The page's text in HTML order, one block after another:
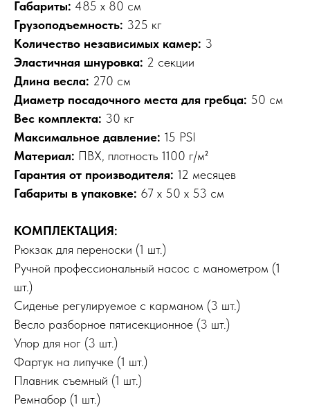
Габариты: 485 х 80 см
Грузоподъемность: 325 кг
Количество независимых камер: 3
Эластичная шнуровка: 2 секции
Длина весла: 270 см
Диаметр посадочного места для гребца: 50 см
Вес комплекта: 30 кг
Максимальное давление: 15 PSI
Материал: ПВХ, плотность 1100 г/м²
Гарантия от производителя: 12 месяцев
Габариты в упаковке: 67 х 50 х 53 см
КОМПЛЕКТАЦИЯ:
Рюкзак для переноски (1 шт.)
Ручной профессиональный насос с манометром (1
шт.)
Сиденье регулируемое с карманом (3 шт.)
Весло разборное пятисекционное (3 шт.)
Упор для ног (3 шт.)
Фартук на липучке (1 шт.)
Плавник съемный (1 шт.)
Ремнабор (1 шт.)